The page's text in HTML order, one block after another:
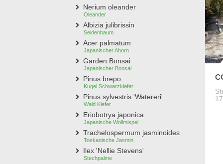
Nerium oleander
Oleander
Albizia julibrissin
Seidenbaum
Acer palmatum
Japanischer Ahorn
Garden Bonsai
Japanischer Bonsai
Pinus brepo
Kugel Schwarzkiefer
Pinus sylvestris 'Watereri'
Wald Kiefer
Eriobotrya japonica
Japanische Wollmispel
Trachelospermum jasminoides
Toskanische Jasmin
Ilex 'Nellie Stevens'
Stechpalme